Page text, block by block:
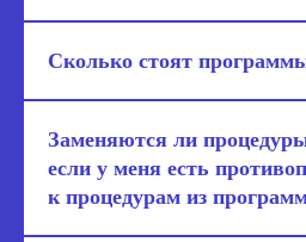
Сколько стоят
Заменяются ли
если у меня есть
к процедурам из